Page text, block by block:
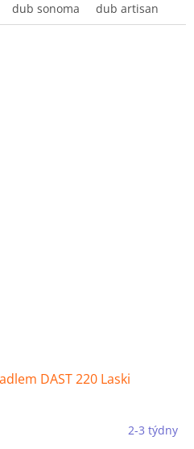
dub sonoma dub artisan
DAST 220 Laski
2-3 týdny